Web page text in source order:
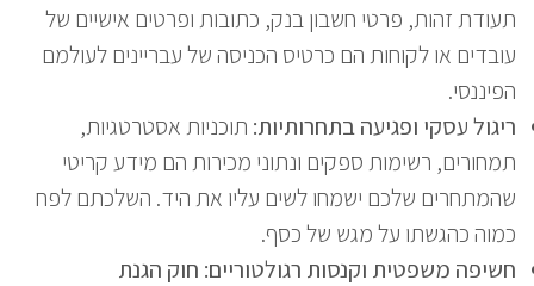
תעודת זהות, פרטי חשבון בנק, כתובות ופרטים אישיים של
עובדים או לקוחות הם כרטיס הכניסה של עבריינים לעולמם
הפיננסי.
ריגול עסקי ופגיעה בתחרותיות: תוכניות אסטרטגיות,
תמחורים, רשימות ספקים ונתוני מכירות הם מידע קריטי
שהמתחרים שלכם ישמחו לשים עליו את היד. השלכתם לפח
כמוה כהגשתו על מגש של כסף.
חשיפה משפטית וקנסות רגולטוריים: חוק הגנת